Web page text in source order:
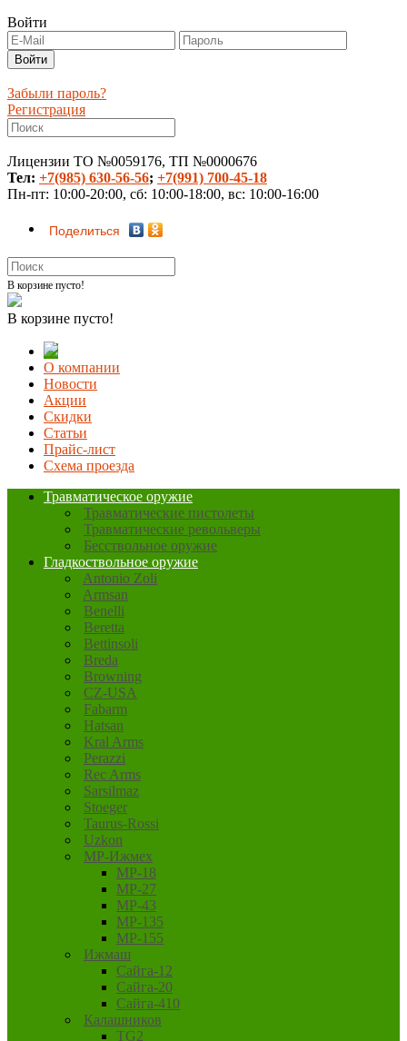
Войти
Забыли пароль?
Регистрация
Лицензии ТО №0059176, ТП №0000676
Тел: +7(985) 630-56-56; +7(991) 700-45-18
Пн-пт: 10:00-20:00, сб: 10:00-18:00, вс: 10:00-16:00
Поделиться
В корзине пусто!
В корзине пусто!
О компании
Новости
Акции
Скидки
Статьи
Прайс-лист
Схема проезда
Травматическое оружие
Травматические пистолеты
Травматические револьверы
Бесствольное оружие
Гладкоствольное оружие
Antonio Zoli
Armsan
Benelli
Beretta
Bettinsoli
Breda
Browning
CZ-USA
Fabarm
Hatsan
Kral Arms
Perazzi
Rec Arms
Sarsilmaz
Stoeger
Taurus-Rossi
Uzkon
MP-Ижмех
MP-18
MP-27
MP-43
MP-135
MP-155
Ижмаш
Сайга-12
Сайга-20
Сайга-410
Калашников
TG2